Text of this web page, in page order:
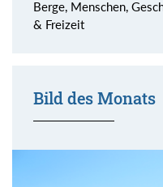
Berge, Menschen,
& Freizeit
Bild des Monats